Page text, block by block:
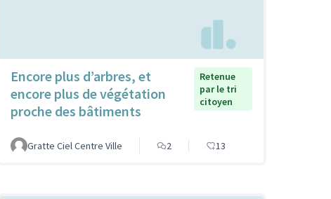
Encore plus d’arbres, et
encore plus de végétation
proche des bâtiments
Retenue
par le tri
citoyen
Gratte Ciel Centre Ville 2 13